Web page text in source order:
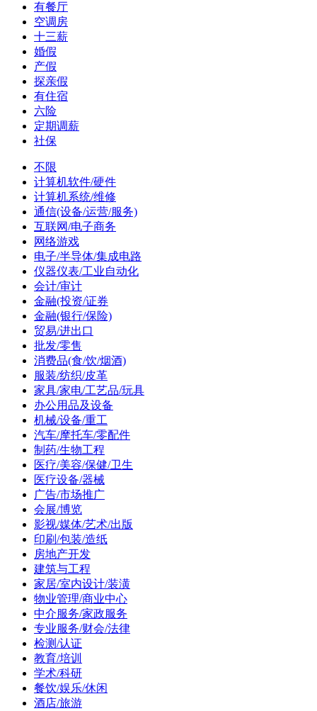
有餐厅
空调房
十三薪
婚假
产假
探亲假
有住宿
六险
定期调薪
社保
不限
计算机软件/硬件
计算机系统/维修
通信(设备/运营/服务)
互联网/电子商务
网络游戏
电子/半导体/集成电路
仪器仪表/工业自动化
会计/审计
金融(投资/证券
金融(银行/保险)
贸易/进出口
批发/零售
消费品(食/饮/烟酒)
服装/纺织/皮革
家具/家电/工艺品/玩具
办公用品及设备
机械/设备/重工
汽车/摩托车/零配件
制药/生物工程
医疗/美容/保健/卫生
医疗设备/器械
广告/市场推广
会展/博览
影视/媒体/艺术/出版
印刷/包装/造纸
房地产开发
建筑与工程
家居/室内设计/装潢
物业管理/商业中心
中介服务/家政服务
专业服务/财会/法律
检测/认证
教育/培训
学术/科研
餐饮/娱乐/休闲
酒店/旅游